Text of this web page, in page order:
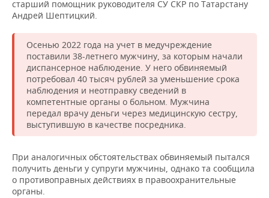
ONLINE-КОНФЕРЕНЦИИ
ХОККЕЙ
ВОЛЕЙБОЛ
КИБЕРСПОРТ
ФИГУРНОЕ КАТАНИЕ
ХОККЕЙ С МЯЧОМ
ВЛАСТЬ
ИСТОРИЯ
КУЛЬТУРА
МЕДИЦИНА
ПРОИСШЕСТВИЯ
СЮЖЕТЫ
СПРАВОЧНИК
СПИСОК ПЕРСОН
СПИСОК КОМПАНИЙ
ПОЛНАЯ ВЕРСИЯ
старший помощник руководителя СУ СКР по Татарстану
Андрей Шептицкий.
Осенью 2022 года на учет в медучреждение
поставили 38-летнего мужчину, за которым начали
диспансерное наблюдение. У него обвиняемый
потребовал 40 тысяч рублей за уменьшение срока
наблюдения и неотправку сведений в
компетентные органы о больном. Мужчина
передал врачу деньги через медицинскую сестру,
выступившую в качестве посредника.
При аналогичных обстоятельствах обвиняемый пытался
получить деньги у супруги мужчины, однако та сообщила
о противоправных действиях в правоохранительные
органы.